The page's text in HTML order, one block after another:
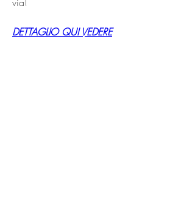
DETTAGLIO QUI VEDERE